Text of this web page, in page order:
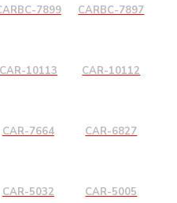
7899 CARBC-7897
CAR-10113 CAR-10112
CAR-7664 CAR-6827
CAR-5032 CAR-5005